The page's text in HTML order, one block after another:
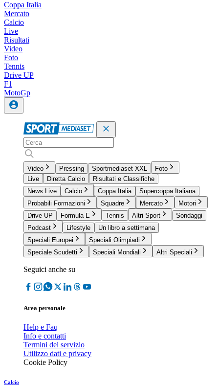
Coppa Italia
Mercato
Calcio
Live
Risultati
Video
Foto
Tennis
Drive UP
F1
MotoGp
Video Pressing Sportmediaset XXL
Foto
Live
Diretta Calcio
Risultati e Classifiche
News Live
Calcio Coppa Italia
Supercoppa Italiana
Probabili Formazioni
Squadre Mercato
Motori
Drive UP
Formula E Tennis Altri Sport
Sondaggi
Podcast
Lifestyle
Un libro a settimana
Speciali Europei
Speciali Olimpiadi
Speciale Scudetti
Speciali Mondiali Altri Speciali
Seguici anche su
Area personale
Help e Faq
Info e contatti
Termini del servizio
Utilizzo dati e privacy
Cookie Policy
Calcio